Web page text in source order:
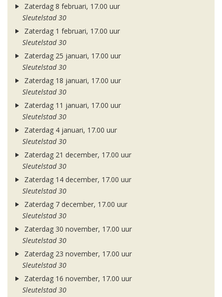
Zaterdag 8 februari, 17.00 uur
Sleutelstad 30
Zaterdag 1 februari, 17.00 uur
Sleutelstad 30
Zaterdag 25 januari, 17.00 uur
Sleutelstad 30
Zaterdag 18 januari, 17.00 uur
Sleutelstad 30
Zaterdag 11 januari, 17.00 uur
Sleutelstad 30
Zaterdag 4 januari, 17.00 uur
Sleutelstad 30
Zaterdag 21 december, 17.00 uur
Sleutelstad 30
Zaterdag 14 december, 17.00 uur
Sleutelstad 30
Zaterdag 7 december, 17.00 uur
Sleutelstad 30
Zaterdag 30 november, 17.00 uur
Sleutelstad 30
Zaterdag 23 november, 17.00 uur
Sleutelstad 30
Zaterdag 16 november, 17.00 uur
Sleutelstad 30